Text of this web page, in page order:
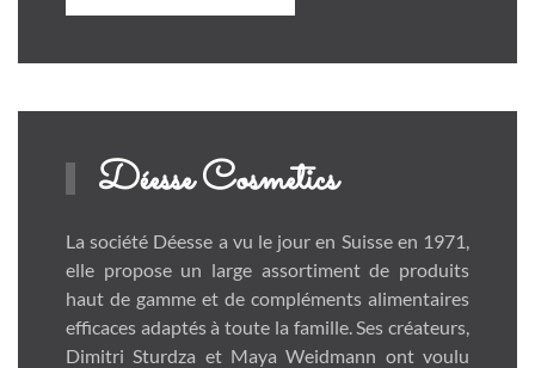
Déesse Cosmetics
La société Déesse a vu le jour en Suisse en 1971,
elle propose un large assortiment de produits
haut de gamme et de compléments alimentaires
efficaces adaptés à toute la famille. Ses créateurs,
Dimitri Sturdza et Maya Weidmann ont voulu